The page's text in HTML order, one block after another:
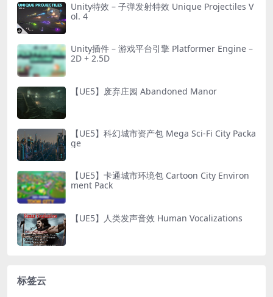
Unity特效 – 子弹发射特效 Unique Projectiles V
ol. 4
Unity插件 – 游戏平台引擎 Platformer Engine –
2D + 2.5D
【UE5】废弃庄园 Abandoned Manor
【UE5】科幻城市资产包 Mega Sci-Fi City Packa
ge
【UE5】卡通城市环境包 Cartoon City Environ
ment Pack
【UE5】人类发声音效 Human Vocalizations
标签云